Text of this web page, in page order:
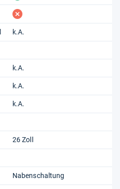
fehlt
k.A.
k.A.
k.A.
k.A.
26 Zoll
Nabenschaltung